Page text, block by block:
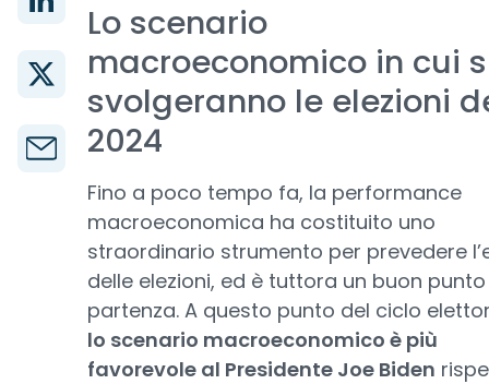
Lo scenario
macroeconomico in cui
svolgeranno le elezioni
2024
Fino a poco tempo fa, la performance
macroeconomica ha costituito uno
straordinario strumento per prevedere
delle elezioni, ed è tuttora un buon
partenza. A questo punto del ciclo
lo scenario macroeconomico è più
favorevole al Presidente Joe Biden